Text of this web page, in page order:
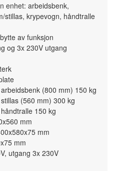
enhet: arbeidsbenk,
stillas, krypevogn, håndtralle
av funksjon
og 3x 230V utgang
(800 mm) 150 kg
(560 mm) 300 kg
150 kg
mm
mm
mm
utgang 3x 230V